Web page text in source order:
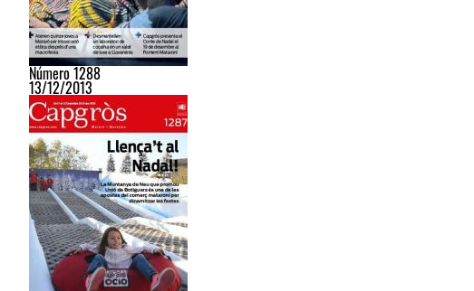
Número 1288
13/12/2013